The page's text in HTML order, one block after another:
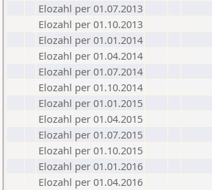
Elozahl per 01.07.2013
Elozahl per 01.10.2013
Elozahl per 01.01.2014
Elozahl per 01.04.2014
Elozahl per 01.07.2014
Elozahl per 01.10.2014
Elozahl per 01.01.2015
Elozahl per 01.04.2015
Elozahl per 01.07.2015
Elozahl per 01.10.2015
Elozahl per 01.01.2016
Elozahl per 01.04.2016